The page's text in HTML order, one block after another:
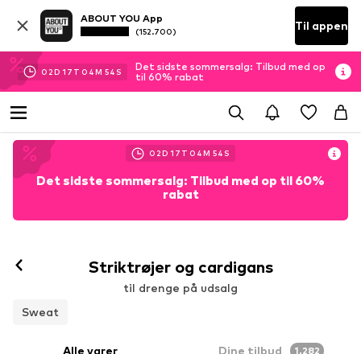
ABOUT YOU App
(152.700) Til appen
02D 17 T 04M 52 S
Det sidste sommersalg: Tilbud med op
til 60% rabat
02D 17 T 04M 52 S
Det sidste sommersalg: Tilbud med op til 60%
rabat
Striktrøjer og cardigans
til drenge på udsalg
Sweat
Alle varer Dine tilbud 1.282